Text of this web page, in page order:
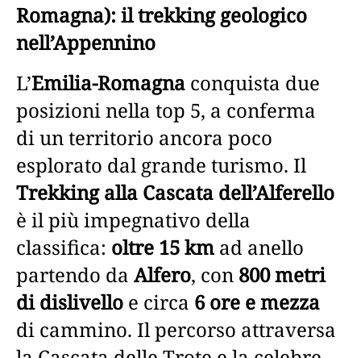
Romagna): il trekking geologico
nell’Appennino
L’Emilia-Romagna conquista due
posizioni nella top 5, a conferma
di un territorio ancora poco
esplorato dal grande turismo. Il
Trekking alla Cascata dell’Alferello
è il più impegnativo della
classifica: oltre 15 km ad anello
partendo da Alfero, con 800 metri
di dislivello e circa 6 ore e mezza
di cammino. Il percorso attraversa